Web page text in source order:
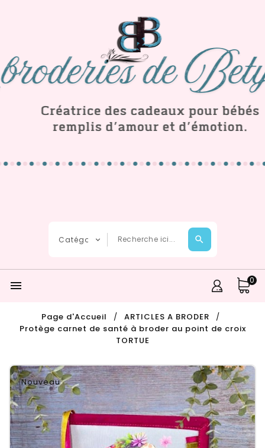
 0
Page d'Accueil
ARTICLES A BRODER
Protège carnet de santé à broder au point de croix
TORTUE
Nouveau